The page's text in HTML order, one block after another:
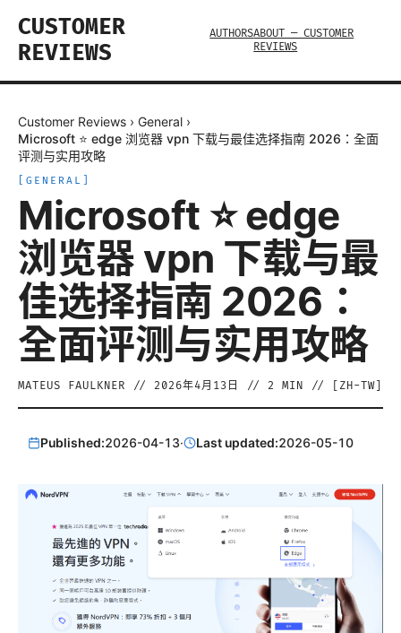
CUSTOMER
REVIEWS
AUTHORSABOUT — CUSTOMER
REVIEWS
Customer Reviews › General ›
Microsoft ⭐ edge 浏览器 vpn 下载与最佳选择指南 2026：全面
评测与实用攻略
GENERAL
Microsoft ⭐ edge
浏览器 vpn 下载与最
佳选择指南 2026：
全面评测与实用攻略
MATEUS FAULKNER // 2026年4月13日 // 2 MIN // [ ZH-TW
Published:2026-04-13· Last updated:2026-05-10